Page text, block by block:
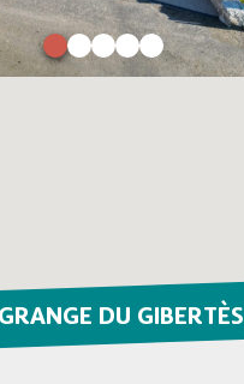
DU GIBERTÈS